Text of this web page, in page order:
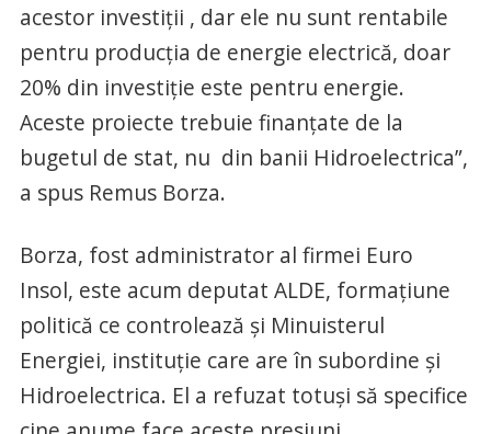
acestor investiţii , dar ele nu sunt rentabile
pentru producţia de energie electrică, doar
20% din investiţie este pentru energie.
Aceste proiecte trebuie finanţate de la
bugetul de stat, nu din banii Hidroelectrica”,
a spus Remus Borza.
Borza, fost administrator al firmei Euro
Insol, este acum deputat ALDE, formaţiune
politică ce controlează şi Minuisterul
Energiei, instituţie care are în subordine şi
Hidroelectrica. El a refuzat totuşi să specifice